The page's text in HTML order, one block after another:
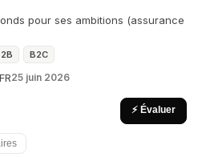
pour ses ambitions (assurance
B2C
FR25 juin 2026
⚡ Évaluer